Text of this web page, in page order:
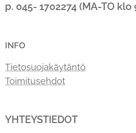
p. 045- 1702274 (MA-TO klo
INFO
Tietosuojakäytäntö
Toimitusehdot
YHTEYSTIEDOT